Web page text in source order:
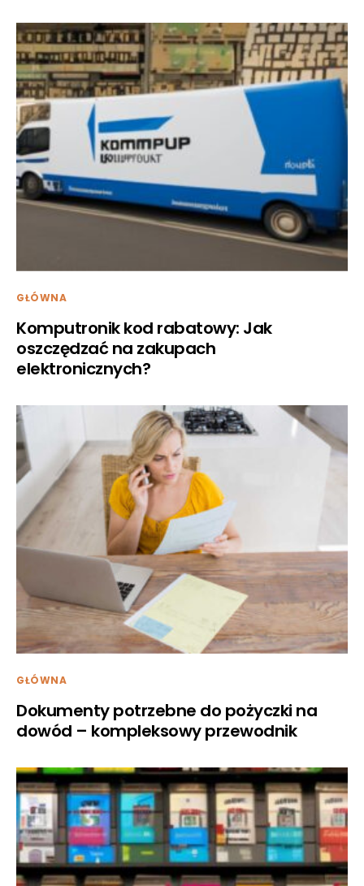
GŁÓWNA
Komputronik kod rabatowy: Jak
oszczędzać na zakupach
elektronicznych?
GŁÓWNA
Dokumenty potrzebne do pożyczki na
dowód – kompleksowy przewodnik